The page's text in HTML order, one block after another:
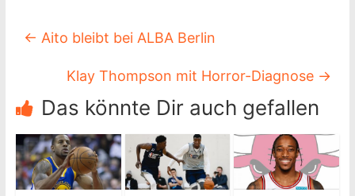
← Aito bleibt bei ALBA Berlin
Klay Thompson mit Horror-Diagnose →
Das könnte Dir auch gefallen